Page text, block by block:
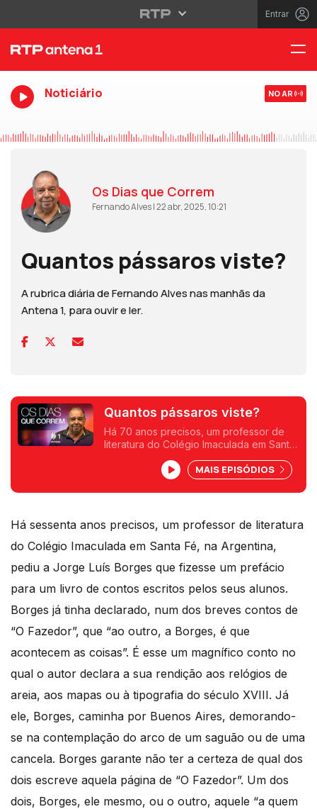
Entrar
Noticiário NO AR
Os Dias que Correm
Fernando Alves | 22 abr, 2025, 10:21
Quantos pássaros viste?
A rubrica diária de Fernando Alves nas manhãs da
Antena 1, para ouvir e ler.
Quantos pássaros viste?
Há 70 anos precisos, um professor de
literatura do Colégio Imaculada em Santa
fizesse um prefácio para um livro de
contos escritos pelos seus alunos. Um
texto de Fernando Alves.
MAIS EPISÓDIOS
Há sessenta anos precisos, um professor de literatura
do Colégio Imaculada em Santa Fé, na Argentina,
pediu a Jorge Luís Borges que fizesse um prefácio
para um livro de contos escritos pelos seus alunos.
Borges já tinha declarado, num dos breves contos de
“O Fazedor”, que “ao outro, a Borges, é que
acontecem as coisas”. É esse um magnífico conto no
qual o autor declara a sua rendição aos relógios de
areia, aos mapas ou à tipografia do século XVIII. Já
ele, Borges, caminha por Buenos Aires, demorando-
se na contemplação do arco de um saguão ou de uma
cancela. Borges garante não ter a certeza de qual dos
dois escreve aquela página de “O Fazedor”. Um dos
dois, Borges, ele mesmo, ou o outro, aquele “a quem